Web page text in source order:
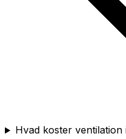
Hvad koster ventilation